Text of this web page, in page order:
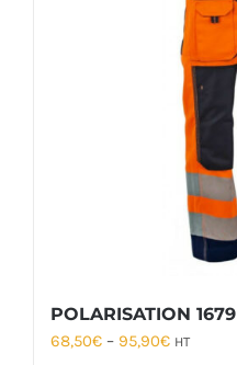
POLARISATION 1679
68,50€ – 95,90€ HT